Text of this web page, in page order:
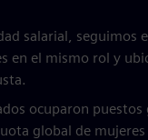
salarial, seguimos
en el mismo rol y
ocuparon
global de